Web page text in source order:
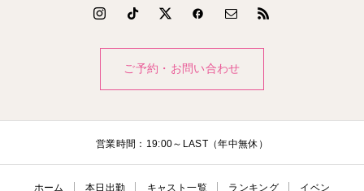
ご予約・お問い合わせ
営業時間：19:00～LAST（年中無休）
ホーム 本日出勤 キャスト一覧 ランキング イベン